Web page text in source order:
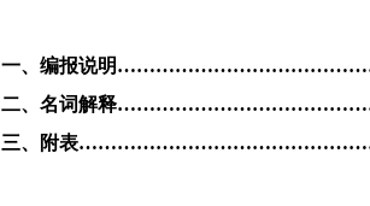
一、编报说明
二、名词解释
三、附表